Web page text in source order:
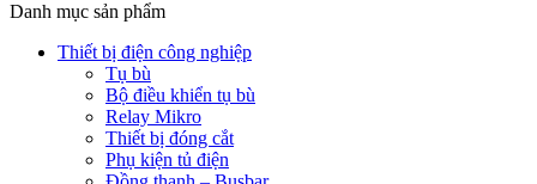
Danh mục sản phẩm
Thiết bị điện công nghiệp
Tụ bù
Bộ điều khiển tụ bù
Relay Mikro
Thiết bị đóng cắt
Phụ kiện tủ điện